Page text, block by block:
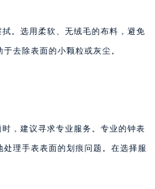
。选用柔软、无绒毛的布料，避免
去除表面的小颗粒或灰尘。
，建议寻求专业服务。专业的钟表
理手表表面的划痕问题。在选择服